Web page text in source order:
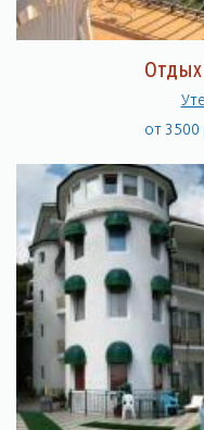
Отдых
от 3500